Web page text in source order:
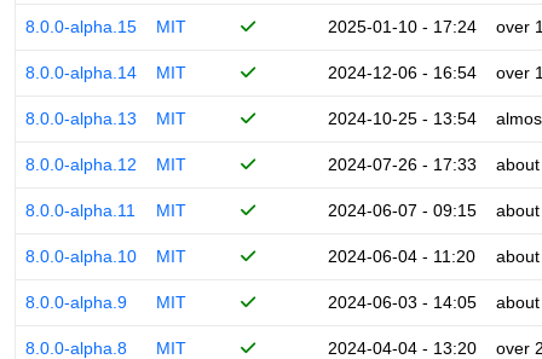
8.0.0-alpha.15 MIT 2025-01-10 - 17:24 over
8.0.0-alpha.14 MIT 2024-12-06 - 16:54 over
8.0.0-alpha.13 MIT 2024-10-25 - 13:54
8.0.0-alpha.12 MIT 2024-07-26 - 17:33
8.0.0-alpha.11 MIT 2024-06-07 - 09:15
8.0.0-alpha.10 MIT 2024-06-04 - 11:20
8.0.0-alpha.9 MIT 2024-06-03 - 14:05
8.0.0-alpha.8 MIT 2024-04-04 - 13:20 over